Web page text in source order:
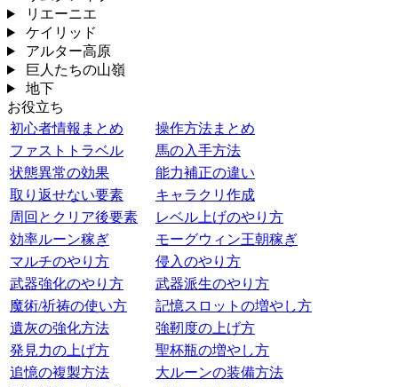
リエーニエ
ケイリッド
アルター高原
巨人たちの山嶺
地下
お役立ち
初心者情報まとめ
操作方法まとめ
ファストトラベル
馬の入手方法
状態異常の効果
能力補正の違い
取り返せない要素
キャラクリ作成
周回とクリア後要素
レベル上げのやり方
効率ルーン稼ぎ
モーグウィン王朝稼ぎ
マルチのやり方
侵入のやり方
武器強化のやり方
武器派生のやり方
魔術/祈祷の使い方
記憶スロットの増やし方
遺灰の強化方法
強靭度の上げ方
発見力の上げ方
聖杯瓶の増やし方
追憶の複製方法
大ルーンの装備方法